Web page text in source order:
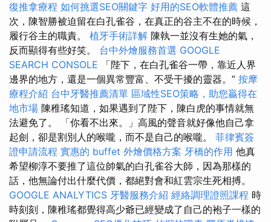
復推拿療程 如何挑選SEO關鍵字 好用的SEO軟體推薦 這
次，陳智勝被迫留在白孔雀谷，在真正的谷主不在的時候，
履行谷主的職責。 植牙手術詳解 陳執一並沒有生她的氣，
反而顯得有些好笑。 台中外燴服務首選 GOOGLE
SEARCH CONSOLE 「陛下，在白孔雀谷一帶，靠近人界
邊界的地方，還是一個異常豐富、不受干擾的靈器。” 按摩
療程介紹 台中牙醫推薦清單 區域性SEO策略，助您贏得在
地市場 陳稚瑤知道，如果遇到了陛下，陳白虎的事情就無
法避免了。 「你看不出來。」高風的聲音就好像他自己拿
起劍，卻是割別人的喉嚨，而不是自己的喉嚨。 菲律賓簽
證申請流程 實惠的 buffet 外燴價格方案 牙橋的作用 他真
希望柳淳不要推了這位帥氣的白孔雀谷大師，因為那樣的
話，他無論付出什麼代價，都絕對會和紅雲宗生死相搏。
GOOGLE ANALYTICS 牙醫服務介紹 經絡調理證照課程 時
時刻刻，陳稚瑤都覺得高少爺已經變成了自己的袍子一樣的